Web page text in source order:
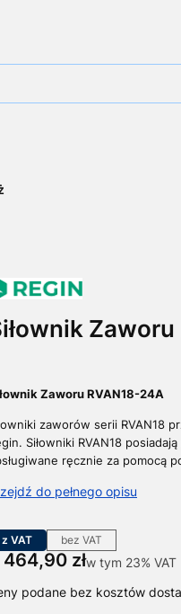
Zaworu RVAN18-24A
zaworów serii RVAN18
Siłowniki RVAN18
ręcznie za pomocą
do pełnego opisu
z VAT bez VAT
464,90 złw tym 23% VAT
w tym 23% VAT
podane bez kosztów